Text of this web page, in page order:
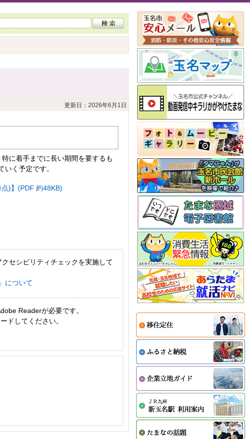
更新日：2026年6月1日
に着手までに長い期間を要するも
く予定です。
)】(PDF 約48KB)
セシビリティチェックを実施して
について
Readerが必要です。
ドしてください。